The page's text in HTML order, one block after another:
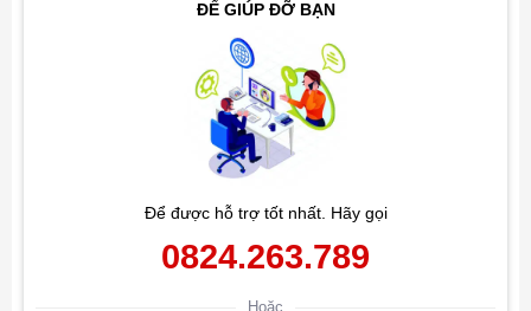
ĐỂ GIÚP ĐỠ BẠN
Để được hỗ trợ tốt nhất. Hãy gọi
0824.263.789
Hoặc